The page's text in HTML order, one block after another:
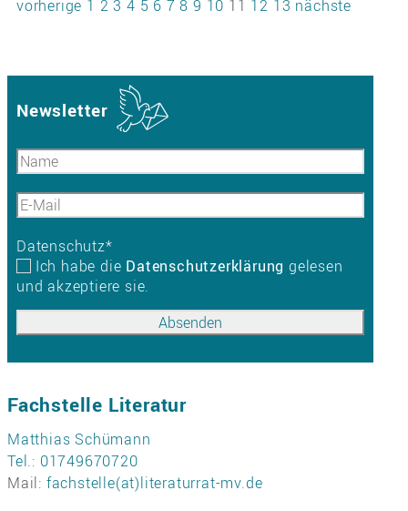
vorherige 1 2 3 4 5 6 7 8 9 10 11 12 13 nächste
Newsletter
Datenschutz*
Ich habe die Datenschutzerklärung gelesen
und akzeptiere sie.
Fachstelle Literatur
Matthias Schümann
Tel.: 01749670720
Mail: fachstelle(at)literaturrat-mv.de